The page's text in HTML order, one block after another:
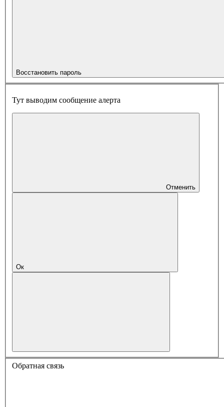
Восстановить пароль
Тут выводим сообщение алерта
Отменить
Ок
Обратная связь